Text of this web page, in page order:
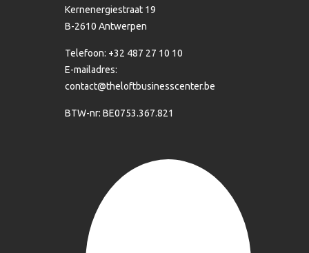
Kernenergiestraat 19
B-2610 Antwerpen
Telefoon: +32 487 27 10 10
E-mailadres:
contact@theloftbusinesscenter.be
BTW-nr: BE0753.367.821